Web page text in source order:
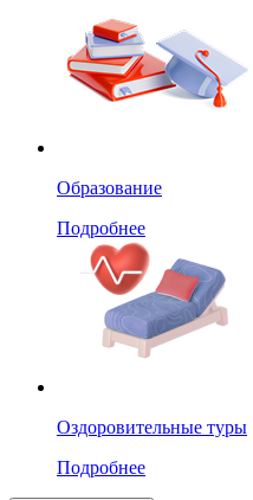
Образование
Подробнее
Оздоровительные туры
Подробнее